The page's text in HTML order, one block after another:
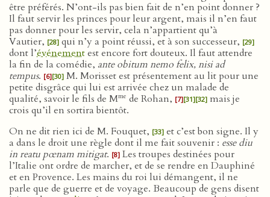
être préférés. N’ont-ils pas bien fait de n’en point donner ?
Il faut servir les princes pour leur argent, mais il n’en faut
pas donner pour les servir, cela n’appartient qu’à
Vautier, [28] qui n’y a point réussi, et à son successeur, [29]
dont l’événementest encore fort douteux. Il faut attendre
la fin de la comédie, ante obitum nemo felix, nisi ad
tempus. [6][30] M. Morisset est présentement au lit pour une
petite disgrâce qui lui est arrivée chez un malade de
qualité, savoir le fils de Mme de Rohan, [7][31][32] mais je
crois qu’il en sortira bientôt.
On ne dit rien ici de M. Fouquet, [33] et c’est bon signe. Il y
a dans le droit une règle dont il me fait souvenir : esse diu
in reatu pœnam mitigat. [8] Les troupes destinées pour
l’Italie ont ordre de marcher, et de se rendre en Dauphiné
et en Provence. Les mains du roi lui démangent, il ne
parle que de guerre et de voyage. Beaucoup de gens disent